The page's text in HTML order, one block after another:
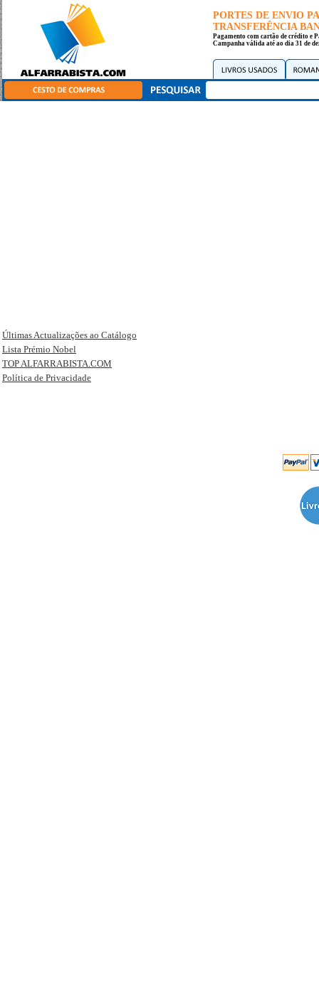
PORTES DE ENVIO
TRANSFERÊNCIA
Pagamento com cartão de crédito e
Campanha válida até ao dia 31 de
Últimas Actualizações ao Catálogo
Lista Prémio Nobel
TOP ALFARRABISTA.COM
Política de Privacidade